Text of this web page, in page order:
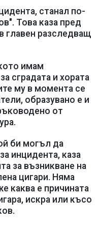
станал по-
Това каза пред
главен разследващ
имам
сградата и хората
му в момента се
образувано е и
от
би могъл да
инцидента, каза
за възникване на
цигари. Няма
каква е причината
искра или късо